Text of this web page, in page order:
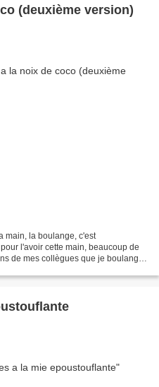
(deuxième version)
main, la boulange, c'est
l'avoir cette main, beaucoup de
de mes collègues que je boulange ,